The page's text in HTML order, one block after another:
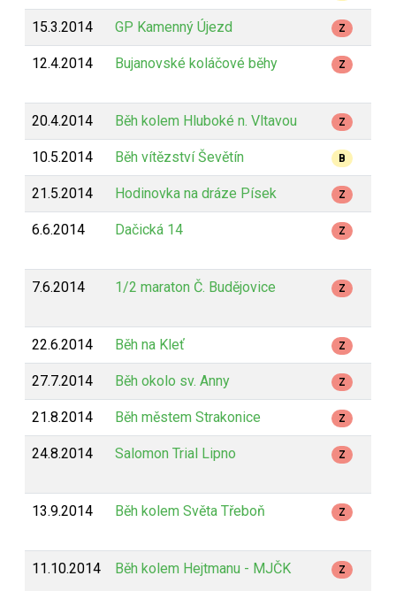
15.3.2014 GP Kamenný Újezd Z
12.4.2014 Bujanovské koláčové běhy Z
20.4.2014 Běh kolem Hluboké n. Vltavou Z
10.5.2014 Běh vítězství Ševětín B
21.5.2014 Hodinovka na dráze Písek Z
6.6.2014 Dačická 14 Z
7.6.2014 1/2 maraton Č. Budějovice Z
22.6.2014 Běh na Kleť Z
27.7.2014 Běh okolo sv. Anny Z
21.8.2014 Běh městem Strakonice Z
24.8.2014 Salomon Trial Lipno Z
13.9.2014 Běh kolem Světa Třeboň Z
11.10.2014 Běh kolem Hejtmanu - MJČK Z